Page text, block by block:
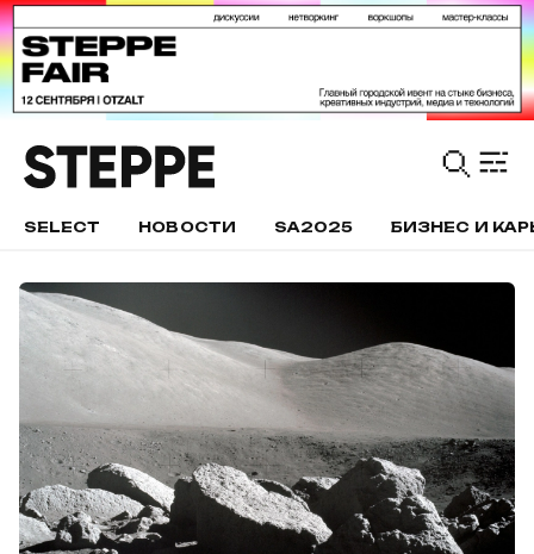
SELECT НОВОСТИ SA2025 БИЗНЕС И